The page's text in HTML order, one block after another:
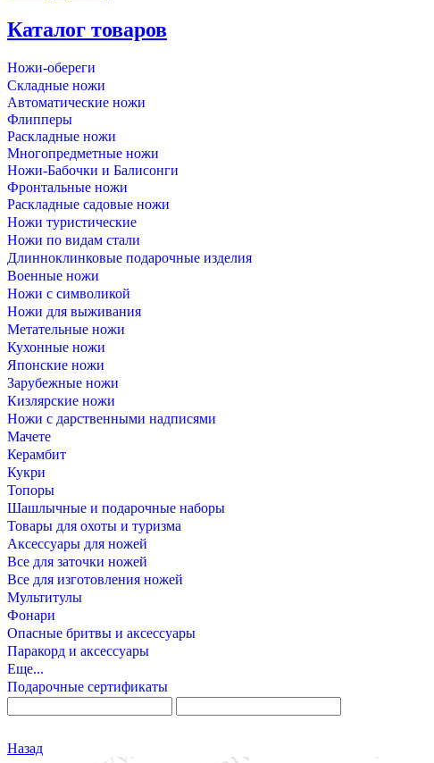
Каталог товаров
Ножи-обереги
Складные ножи
Автоматические ножи
Флипперы
Раскладные ножи
Многопредметные ножи
Ножи-Бабочки и Балисонги
Фронтальные ножи
Раскладные садовые ножи
Ножи туристические
Ножи по видам стали
Длинноклинковые подарочные изделия
Военные ножи
Ножи с символикой
Ножи для выживания
Метательные ножи
Кухонные ножи
Японские ножи
Зарубежные ножи
Кизлярские ножи
Ножи с дарственными надписями
Мачете
Керамбит
Кукри
Топоры
Шашлычные и подарочные наборы
Товары для охоты и туризма
Аксессуары для ножей
Все для заточки ножей
Все для изготовления ножей
Мультитулы
Фонари
Опасные бритвы и аксессуары
Паракорд и аксессуары
Еще...
Подарочные сертификаты
Назад